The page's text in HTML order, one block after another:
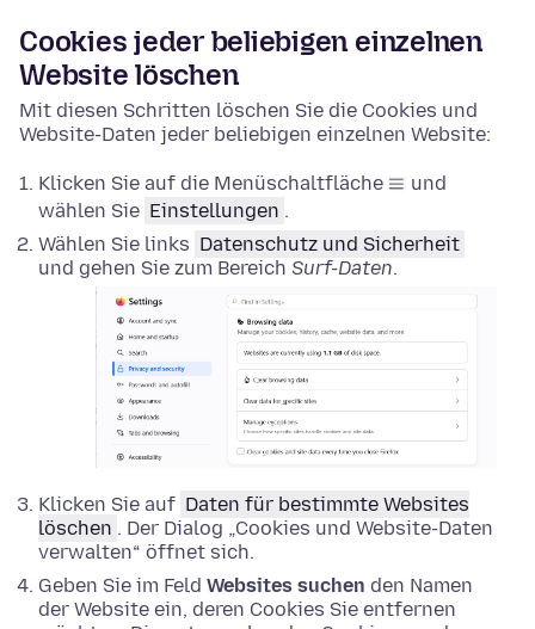
Cookies jeder beliebigen einzelnen
Website löschen
Mit diesen Schritten löschen Sie die Cookies und
Website-Daten jeder beliebigen einzelnen Website:
Klicken Sie auf die Menüschaltfläche
und
wählen Sie Einstellungen .
Wählen Sie links Datenschutz und Sicherheit
und gehen Sie zum Bereich Surf-Daten.
Klicken Sie auf Daten für bestimmte Websites
löschen . Der Dialog „Cookies und Website-Daten
verwalten“ öffnet sich.
Geben Sie im Feld Websites suchen den Namen
der Website ein, deren Cookies Sie entfernen